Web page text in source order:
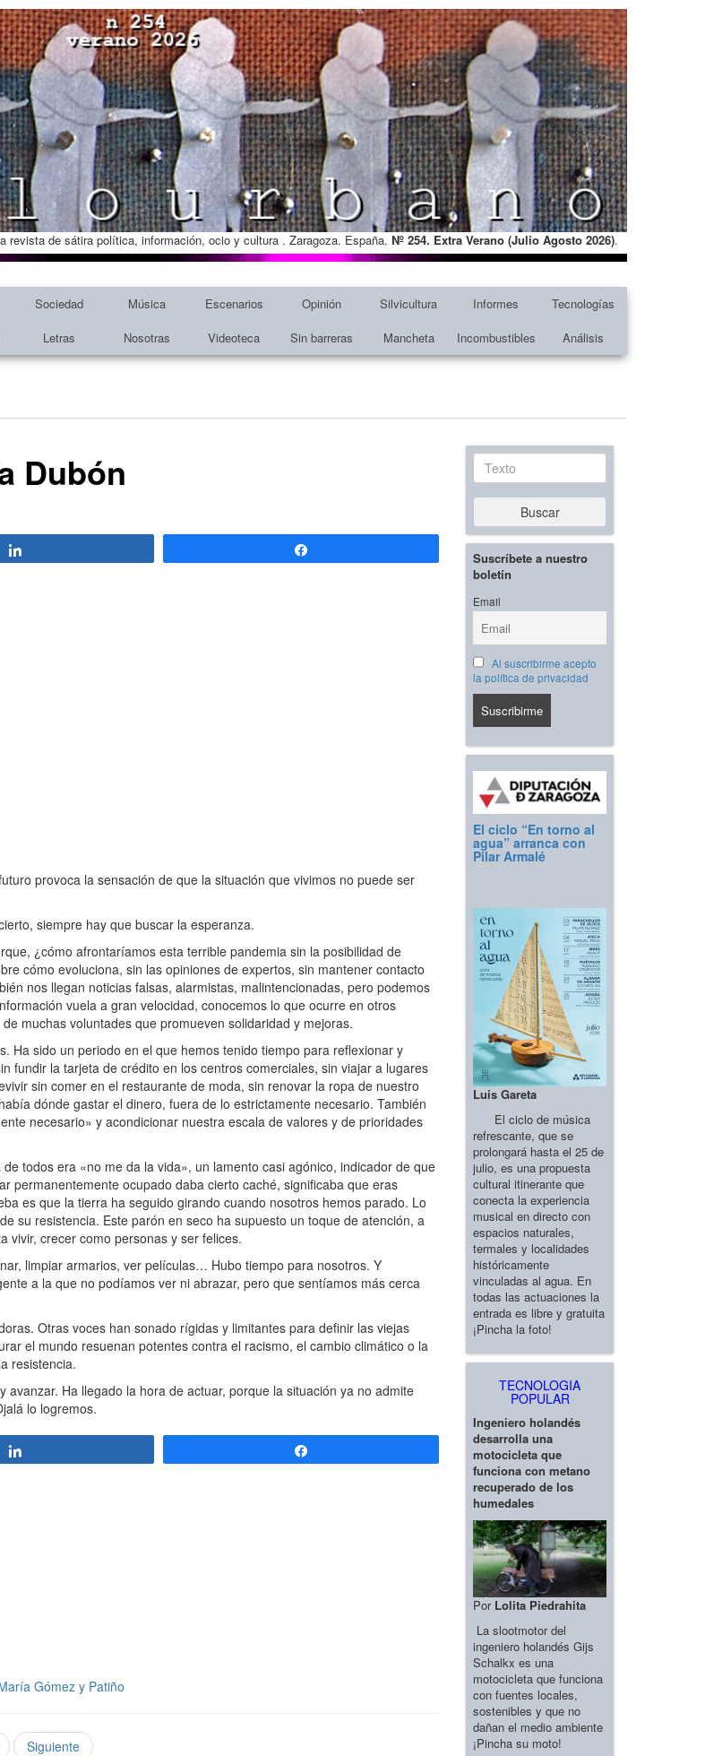
revista de sátira política, información, ocio y cultura . Zaragoza. España. Nº 254. Extra Verano (Julio Agosto 2026).
Sociedad Música Escenarios Opinión Silvicultura Informes
Tecnologías
Letras Nosotras Videoteca Sin barreras Mancheta Incombustibles Análisis
Dubón
provoca la sensación de que la situación que vivimos no puede ser
siempre hay que buscar la esperanza.
¿cómo afrontaríamos esta terrible pandemia sin la posibilidad de
cómo evoluciona, sin las opiniones de expertos, sin mantener contacto
nos llegan noticias falsas, alarmistas, malintencionadas, pero podemos
vuela a gran velocidad, conocemos lo que ocurre en otros
muchas voluntades que promueven solidaridad y mejoras.
Ha sido un periodo en el que hemos tenido tiempo para reflexionar y
fundir la tarjeta de crédito en los centros comerciales, sin viajar a lugares
sin comer en el restaurante de moda, sin renovar la ropa de nuestro
dónde gastar el dinero, fuera de lo estrictamente necesario. También
necesario» y acondicionar nuestra escala de valores y de prioridades
todos era «no me da la vida», un lamento casi agónico, indicador de que
permanentemente ocupado daba cierto caché, significaba que eras
es que la tierra ha seguido girando cuando nosotros hemos parado. Lo
su resistencia. Este parón en seco ha supuesto un toque de atención, a
vivir, crecer como personas y ser felices.
limpiar armarios, ver películas… Hubo tiempo para nosotros. Y
a la que no podíamos ver ni abrazar, pero que sentíamos más cerca
Otras voces han sonado rígidas y limitantes para definir las viejas
el mundo resuenan potentes contra el racismo, el cambio climático o la
resistencia.
Ha llegado la hora de actuar, porque la situación ya no admite
lo logremos.
Gómez y Patiño
Siguiente
Texto
Buscar
Suscríbete a nuestro
boletín
Email
Al suscribirme acepto
la política de privacidad
El ciclo “En torno al
agua” arranca con
Pilar Armalé
Luis Gareta
El ciclo de música
refrescante, que se
prolongará hasta el 25 de
julio, es una propuesta
cultural itinerante que
conecta la experiencia
musical en directo con
espacios naturales,
termales y localidades
históricamente
vinculadas al agua. En
todas las actuaciones la
entrada es libre y gratuita
¡Pincha la foto!
TECNOLOGIA
POPULAR
Ingeniero holandés
desarrolla una
motocicleta que
funciona con metano
recuperado de los
humedales
Por Lolita Piedrahita
La slootmotor del
ingeniero holandés Gijs
Schalkx es una
motocicleta que funciona
con fuentes locales,
sostenibles y que no
dañan el medio ambiente
¡Pincha su moto!